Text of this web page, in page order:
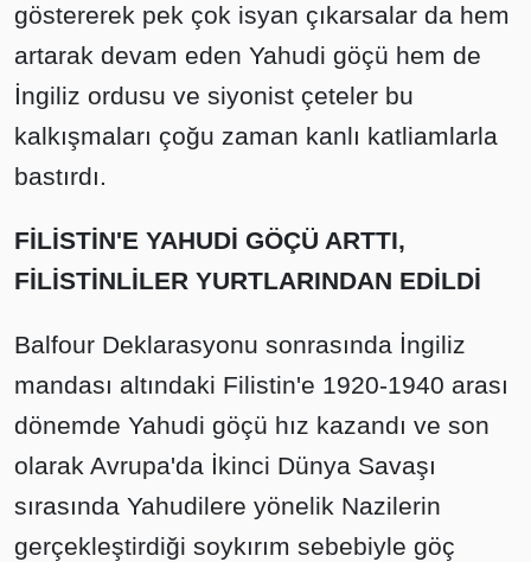
göstererek pek çok isyan çıkarsalar da hem
artarak devam eden Yahudi göçü hem de
İngiliz ordusu ve siyonist çeteler bu
kalkışmaları çoğu zaman kanlı katliamlarla
bastırdı.
FİLİSTİN'E YAHUDİ GÖÇÜ ARTTI,
FİLİSTİNLİLER YURTLARINDAN EDİLDİ
Balfour Deklarasyonu sonrasında İngiliz
mandası altındaki Filistin'e 1920-1940 arası
dönemde Yahudi göçü hız kazandı ve son
olarak Avrupa'da İkinci Dünya Savaşı
sırasında Yahudilere yönelik Nazilerin
gerçekleştirdiği soykırım sebebiyle göç